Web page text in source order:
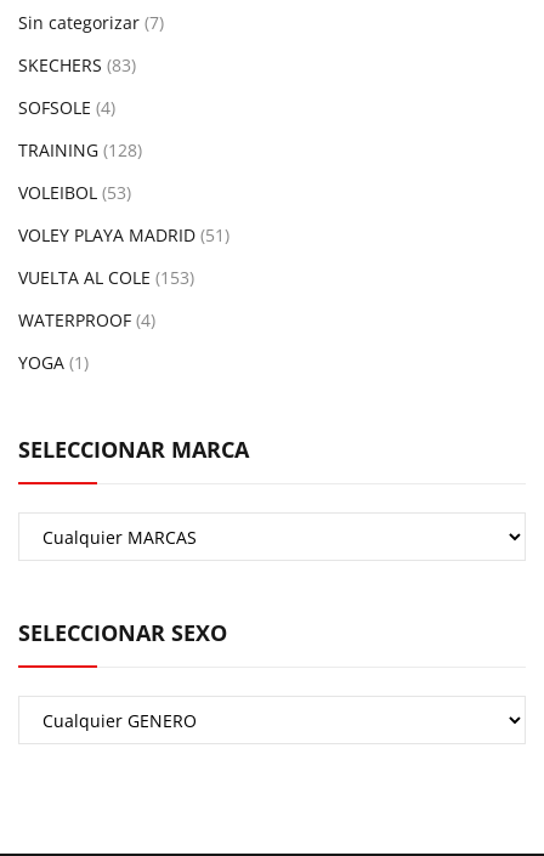
Sin categorizar (7)
SKECHERS (83)
SOFSOLE (4)
TRAINING (128)
VOLEIBOL (53)
VOLEY PLAYA MADRID (51)
VUELTA AL COLE (153)
WATERPROOF (4)
YOGA (1)
SELECCIONAR MARCA
SELECCIONAR SEXO